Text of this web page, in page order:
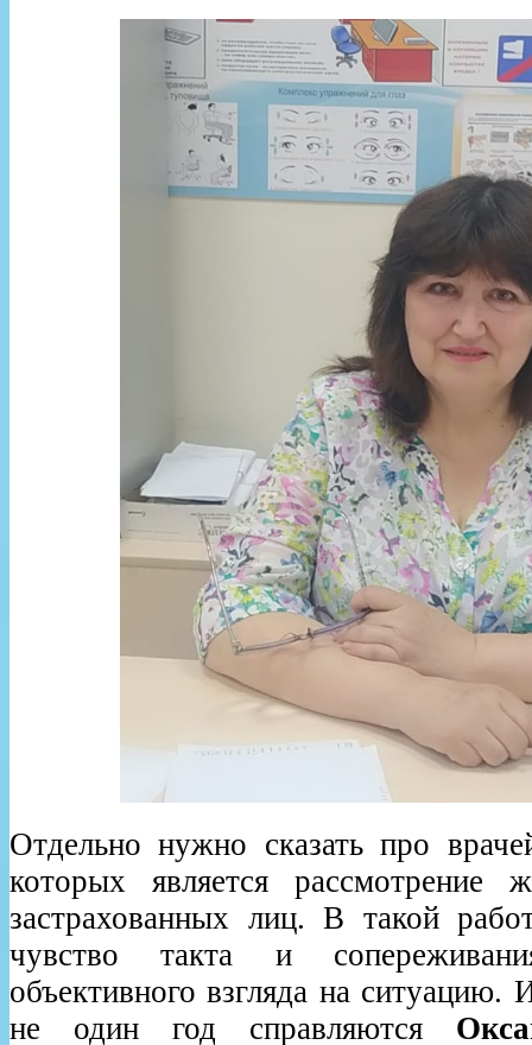
Отдельно нужно сказать про
которых является рассмотрение
застрахованных лиц. В такой
чувство такта и
объективного взгляда на
не один год справляются